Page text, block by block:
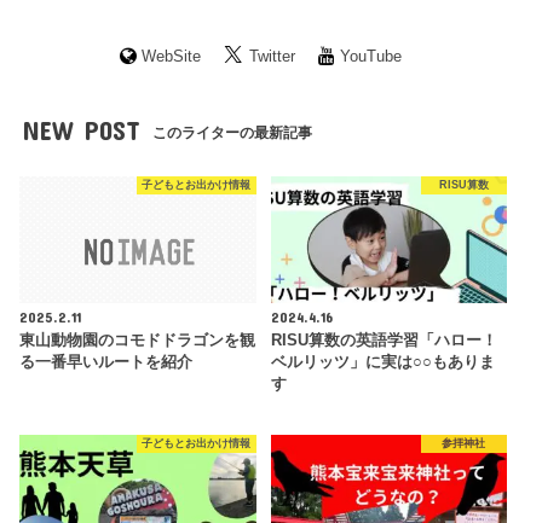
WebSite Twitter YouTube
NEW POST このライターの最新記事
子どもとお出かけ情報
2025.2.11
東山動物園のコモドドラゴンを観
る一番早いルートを紹介
RISU算数
2024.4.16
RISU算数の英語学習「ハロー！
ベルリッツ」に実は○○もありま
す
子どもとお出かけ情報 参拝神社